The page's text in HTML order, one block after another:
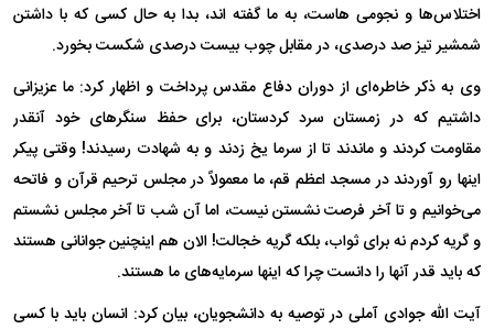
اختلاس‌ها و نجومی هاست، به ما گفته اند، بدا به حال کسی که با داشتن
شمشیر تیز صد درصدی، در مقابل چوب بیست درصدی شکست بخورد.
وی به ذکر خاطره‌ای از دوران دفاع مقدس پرداخت و اظهار کرد: ما عزیزانی
داشتیم که در زمستان سرد کردستان، برای حفظ سنگرهای خود آنقدر
مقاومت کردند و ماندند تا از سرما یخ زدند و به شهادت رسیدند! وقتی پیکر
اینها رو آوردند در مسجد اعظم قم، ما معمولاً در مجلس ترحیم قرآن و فاتحه
می‌خوانیم و تا آخر فرصت نشستن نیست، اما آن شب تا آخر مجلس نشستم
و گریه کردم نه برای ثواب، بلکه گریه خجالت! الان هم اینچنین جوانانی هستند
که باید قدر آنها را دانست چرا که اینها سرمایه‌های ما هستند.
آیت الله جوادی آملی در توصیه به دانشجویان، بیان کرد: انسان باید با کسی